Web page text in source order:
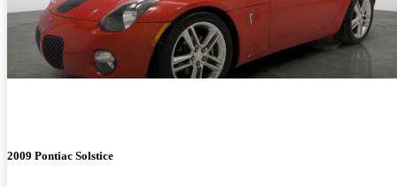
2009 Pontiac Solstice